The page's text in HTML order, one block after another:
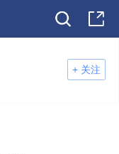
+ 关注